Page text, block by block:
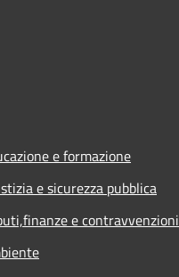
e formazione
e sicurezza pubblica
e contravvenzioni